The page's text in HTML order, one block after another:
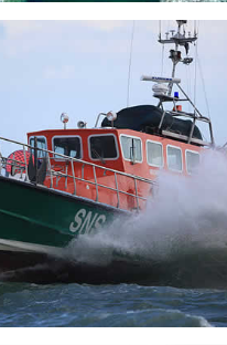
MARINA MERCANTILE
sistemi integrati di navigazione
di comunicazione
e altri prodotti per la